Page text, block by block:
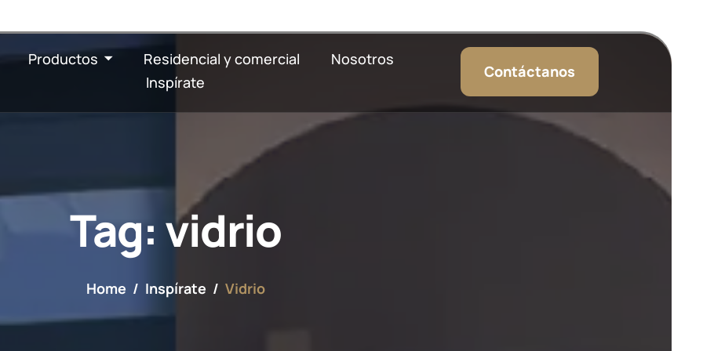
Productos Residencial y comercial
Nosotros
Inspírate
Contáctanos
Tag: vidrio
Home Inspírate Vidrio